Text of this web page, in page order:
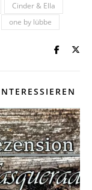
Cinder & Ella
one by lübbe